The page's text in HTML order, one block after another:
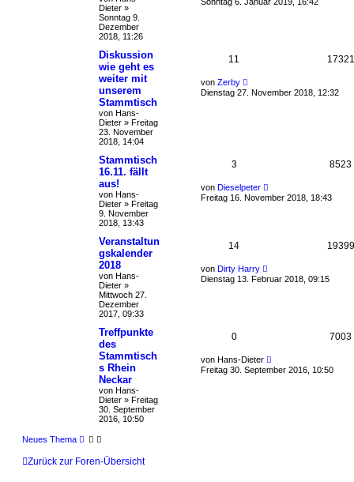
Dieter »
Sonntag 9.
Dezember
2018, 11:26
Diskussion
wie geht es
weiter mit
unserem
Stammtisch
von Hans-
Dieter » Freitag
23. November
2018, 14:04
11 17321
von Zerby
Dienstag 27. November 2018, 12:32
Stammtisch
16.11. fällt
aus!
von Hans-
Dieter » Freitag
9. November
2018, 13:43
3 8523
von Dieselpeter
Freitag 16. November 2018, 18:43
Veranstaltun
gskalender
2018
von Hans-
Dieter »
Mittwoch 27.
Dezember
2017, 09:33
14 19399
von Dirty Harry
Dienstag 13. Februar 2018, 09:15
Treffpunkte
des
Stammtisch
s Rhein
Neckar
von Hans-
Dieter » Freitag
30. September
2016, 10:50
0 7003
von Hans-Dieter
Freitag 30. September 2016, 10:50
Neues Thema
Zurück zur Foren-Übersicht